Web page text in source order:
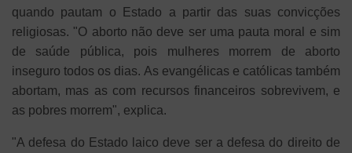
quando pautam o Estado a partir das suas convicções
religiosas. "O aborto não deve ser uma pauta moral e sim
de saúde pública, pois mulheres morrem de aborto
inseguro todos os dias. As evangélicas e católicas também
abortam, mas as com recursos financeiros sobrevivem, e
as pobres morrem", explica.
"A defesa do Estado laico deve ser a defesa do direito de